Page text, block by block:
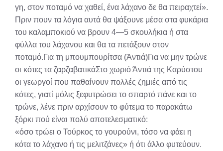
γη, στον ποταμό να χαθεί, ένα λάχανο δε θα πειραχτεί».
Πριν πουν τα λόγια αυτά θα ψάξουνε μέσα στα φυκάρια
του καλαμποκιού να βρουν 4—5 σκουλήκια ή στα
φύλλα του λάχανου και θα τα πετάξουν στον
ποταμό.Για τη μπουμπουρίτσα (Άντιά)Για να μην τρώνε
οι κότες τα ζαρζαβατικάΣτο χωριό Άντιά της Καρύστου
οι γεωργοί που παθαίνουν πολλές ζημιές από τις
κότες, γιατί μόλις ξεφυτρώσει το σπαρτό πάνε και το
τρώνε, λένε πριν αρχίσουν το φύτεμα το παρακάτω
ξόρκι πού είναι πολύ αποτελεσματικό:
«όσο τρώει ο Τούρκος το γουρούνι, τόσο να φάει η
κότα το λάχανο ή τις μελιτζάνες» ή ότι άλλο φυτεύουν.